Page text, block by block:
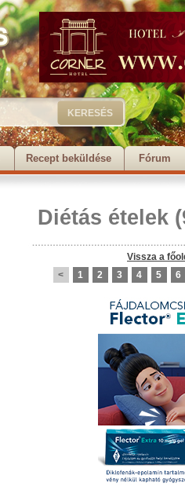
Recept beküldése Fórum
Diétás ételek
Vissza a
<
1 2 3 4 5 6